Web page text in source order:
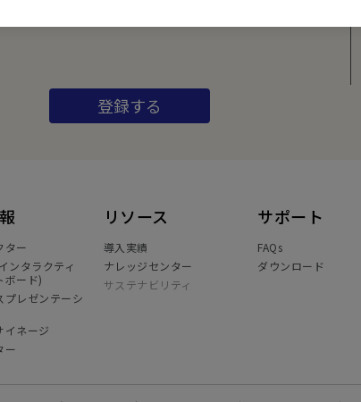
登録する
ター
ンタラクティ
ボード)
プレゼンテーシ
イネージ
ー
リソース
導入実績
ナレッジセンター
サステナビリティ
サポート
FAQs
ダウンロード